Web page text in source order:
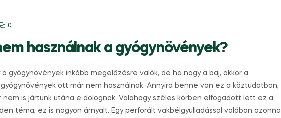
0
használnak a gyógynövények?
gyógynövények inkább megelőzésre valók, de ha nagy a baj, akkor a
ott már nem használnak. Annyira benne van ez a köztudatban,
nem is jártunk utána e dolognak. Valahogy széles körben elfogadott lett ez a
téma, ez is nagyon árnyalt. Egy perforált vakbélgyulladással valóban azonnal